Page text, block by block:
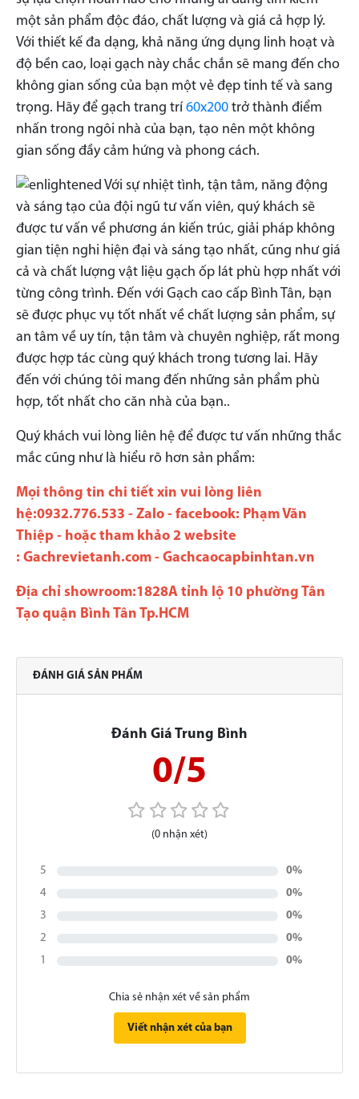
một sản phẩm độc đáo, chất lượng và giá cả hợp lý.
Với thiết kế đa dạng, khả năng ứng dụng linh hoạt và
độ bền cao, loại gạch này chắc chắn sẽ mang đến cho
không gian sống của bạn một vẻ đẹp tinh tế và sang
trọng. Hãy để gạch trang trí 60x200 trở thành điểm
nhấn trong ngôi nhà của bạn, tạo nên một không
gian sống đầy cảm hứng và phong cách.
Với sự nhiệt tình, tận tâm, năng động
và sáng tạo của đội ngũ tư vấn viên, quý khách sẽ
được tư vấn về phương án kiến trúc, giải pháp không
gian tiện nghi hiện đại và sáng tạo nhất, cũng như giá
cả và chất lượng vật liệu gạch ốp lát phù hợp nhất với
từng công trình. Đến với Gạch cao cấp Bình Tân, bạn
sẽ được phục vụ tốt nhất về chất lượng sản phẩm, sự
an tâm về uy tín, tận tâm và chuyên nghiệp, rất mong
được hợp tác cùng quý khách trong tương lai. Hãy
đến với chúng tôi mang đến những sản phẩm phù
hợp, tốt nhất cho căn nhà của bạn..
Quý khách vui lòng liên hệ để được tư vấn những thắc
mắc cũng như là hiểu rõ hơn sản phẩm:
Mọi thông tin chi tiết xin vui lòng liên
hệ:0932.776.533 - Zalo - facebook: Phạm Văn
Thiệp - hoặc tham khảo 2 website
: Gachrevietanh.com - Gachcaocapbinhtan.vn
Địa chỉ showroom:1828A tỉnh lộ 10 phường Tân
Tạo quận Bình Tân Tp.HCM
ĐÁNH GIÁ SẢN PHẨM
Đánh Giá Trung Bình
0/5
(0 nhận xét)
5
0%
4
0%
3
0%
2
0%
1
0%
Chia sẻ nhận xét về sản phẩm
Viết nhận xét của bạn